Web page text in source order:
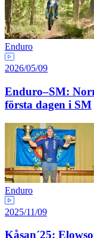
Enduro
2026/05/09
Enduro–SM:
första dagen i SM
Enduro
2025/11/09
Kåsan´25: